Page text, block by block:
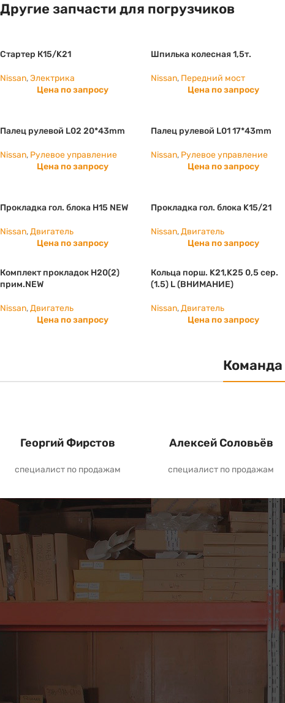
Другие запчасти для погрузчиков
Стартер К15/K21
Nissan,Электрика
Цена по запросу
Шпилька колесная 1,5т.
Nissan, Передний мост
Цена по запросу
Палец рулевой L02 20*43mm
Nissan, Рулевое управление
Цена по запросу
Палец рулевой L01 17*43mm
Nissan, Рулевое управление
Цена по запросу
Прокладка гол. блока H15 NEW
Nissan,Двигатель
Цена по запросу
Прокладка гол. блока K15/21
Nissan,Двигатель
Цена по запросу
Комплект прокладок H20(2)
прим.NEW
Nissan,Двигатель
Цена по запросу
Кольца порш. K21,K25 0,5 сер.
(1.5) L (ВНИМАНИЕ)
Nissan,Двигатель
Цена по запросу
Георгий Фирстов
специалист по продажам
Алексей Соловьёв
специалист по продажам